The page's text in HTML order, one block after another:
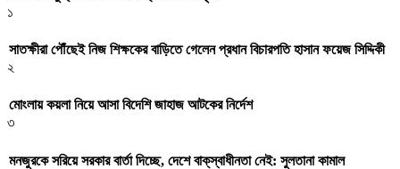
১
সাতক্ষীরা পৌঁছেই নিজ শিক্ষকের বাড়িতে গেলেন প্রধান বিচারপতি হাসান ফয়েজ সিদ্দিকী
২
মোংলায় কয়লা নিয়ে আসা বিদেশি জাহাজ আটকের নির্দেশ
৩
মনজুরকে সরিয়ে সরকার বার্তা দিচ্ছে, দেশে বাক্‌স্বাধীনতা নেই: সুলতানা কামাল